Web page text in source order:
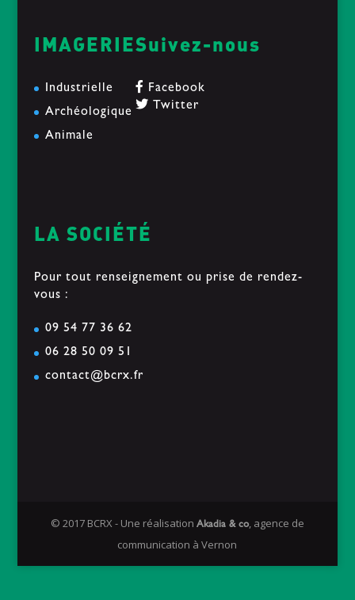
IMAGERIE
Industrielle
Archéologique
Animale
Suivez-nous
Facebook
Twitter
LA SOCIÉTÉ
Pour tout renseignement ou prise de rendez-
vous :
09 54 77 36 62
06 28 50 09 51
contact@bcrx.fr
© 2017 BCRX - Une réalisation Akadia & co, agence de
communication à Vernon